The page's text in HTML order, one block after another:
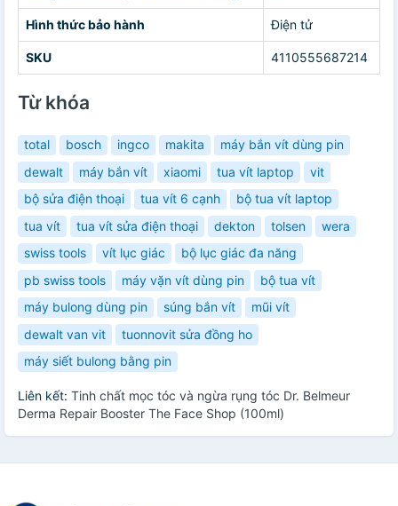
Hình thức bảo hành Điện tử
SKU 4110555687214
Từ khóa
total bosch ingco makita
máy bắn vít dùng pin
dewalt
máy bắn vít xiaomi tua vít laptop
vit
bộ sửa điện thoại
tua vít 6 cạnh
bộ tua vít laptop
tua vít
tua vít sửa điện thoại dekton tolsen
wera
swiss tools
vít lục giác
bộ lục giác đa năng
pb swiss tools
máy vặn vít dùng pin
bộ tua vít
máy bulong dùng pin
súng bắn vít
mũi vít
dewalt van vit
tuonnovit sửa đồng ho
máy siết bulong bằng pin
Liên kết: Tinh chất mọc tóc và ngừa rụng tóc Dr. Belmeur
Derma Repair Booster The Face Shop (100ml)